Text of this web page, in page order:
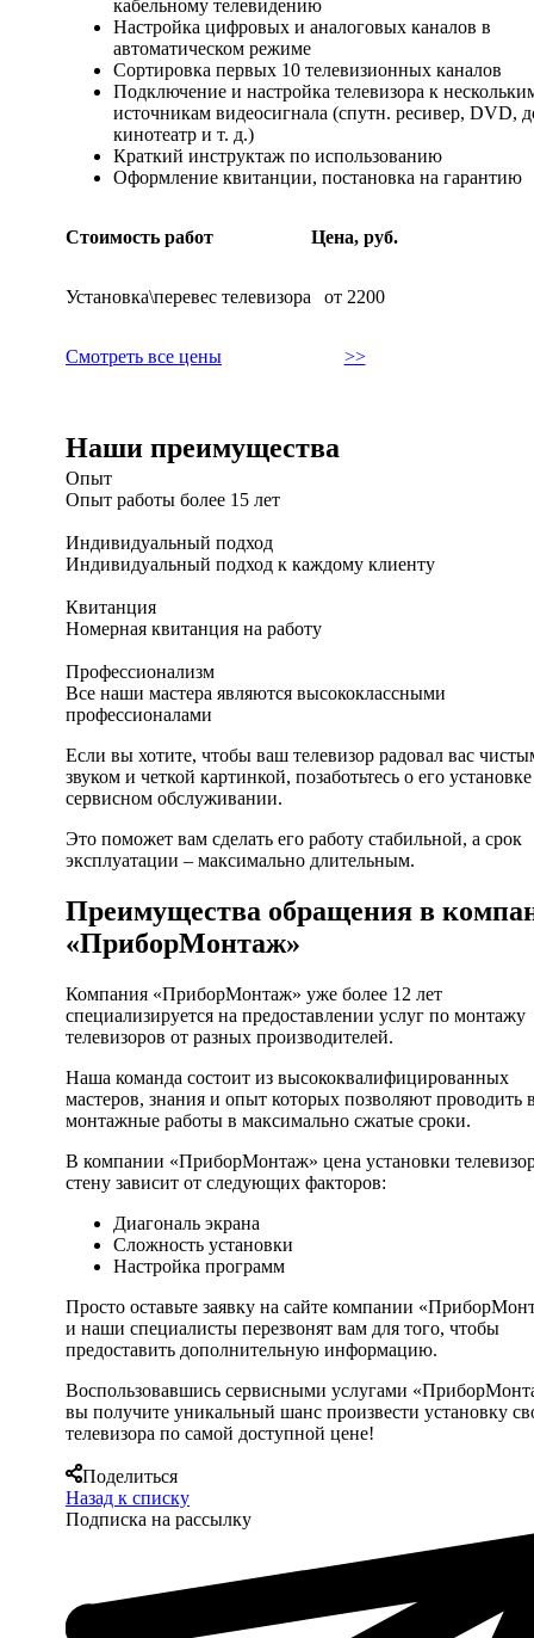
кабельному телевидению
Настройка цифровых и аналоговых каналов в
автоматическом режиме
Сортировка первых 10 телевизионных каналов
Подключение и настройка телевизора к
источникам видеосигнала (спутн. ресивер, DVD,
кинотеатр и т. д.)
Краткий инструктаж по использованию
Оформление квитанции, постановка на гарантию
Стоимость работ Цена, руб.
Установка\перевес телевизора от 2200
Cмотреть все цены >>
Наши преимущества
Опыт
Опыт работы более 15 лет
Индивидуальный подход
Индивидуальный подход к каждому клиенту
Квитанция
Номерная квитанция на работу
Профессионализм
Все наши мастера являются высококлассными
профессионалами
Если вы хотите, чтобы ваш телевизор радовал вас
звуком и четкой картинкой, позаботьтесь о его
сервисном обслуживании.
Это поможет вам сделать его работу стабильной, а срок
эксплуатации – максимально длительным.
Преимущества обращения в
«ПриборМонтаж»
Компания «ПриборМонтаж» уже более 12 лет
специализируется на предоставлении услуг по монтажу
телевизоров от разных производителей.
Наша команда состоит из высококвалифицированных
мастеров, знания и опыт которых позволяют проводить
монтажные работы в максимально сжатые сроки.
В компании «ПриборМонтаж» цена установки
стену зависит от следующих факторов:
Диагональ экрана
Сложность установки
Настройка программ
Просто оставьте заявку на сайте компании
и наши специалисты перезвонят вам для того, чтобы
предоставить дополнительную информацию.
Воспользовавшись сервисными услугами
вы получите уникальный шанс произвести установку
телевизора по самой доступной цене!
Поделиться
Назад к списку
Подписка на рассылку